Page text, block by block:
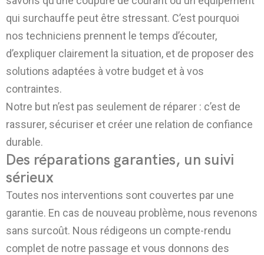
qui surchauffe peut être stressant. C’est pourquoi
nos techniciens prennent le temps d’écouter,
d’expliquer clairement la situation, et de proposer des
solutions adaptées à votre budget et à vos
contraintes.
Notre but n’est pas seulement de réparer : c’est de
rassurer, sécuriser et créer une relation de confiance
durable.
Des réparations garanties, un suivi
sérieux
Toutes nos interventions sont couvertes par une
garantie. En cas de nouveau problème, nous revenons
sans surcoût. Nous rédigeons un compte-rendu
complet de notre passage et vous donnons des